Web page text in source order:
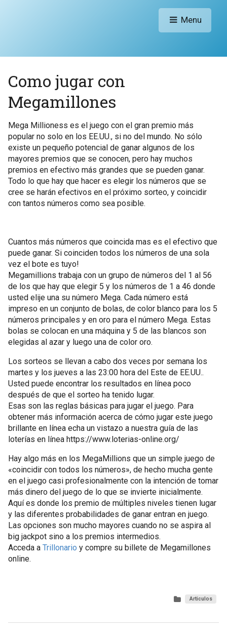
Menu
Como jugar con
Megamillones
Mega Millioness es el juego con el gran premio más
popular no solo en los EE.UU., si no del mundo. No sólo
existe un pequeño potencial de ganar algunos de los
mayores premios que se conocen, pero hay muchos
premios en efectivo más grandes que se pueden ganar.
Todo lo que hay que hacer es elegir los números que se
cree se harán efectivos en el próximo sorteo, y coincidir
con tantos números como sea posible.
Cuantos más números que coincida mas es el efectivo que
puede ganar. Si coinciden todos los números de una sola
vez el bote es tuyo!
Megamillions trabaja con un grupo de números del 1 al 56
de los que hay que elegir 5 y los números de 1 a 46 donde
usted elije una su número Mega. Cada número está
impreso en un conjunto de bolas, de color blanco para los 5
números principales y en oro para el número Mega. Estas
bolas se colocan en una máquina y 5 de las blancos son
elegidas al azar y luego una de color oro.
Los sorteos se llevan a cabo dos veces por semana los
martes y los jueves a las 23:00 hora del Este de EE.UU..
Usted puede encontrar los resultados en línea poco
después de que el sorteo ha tenido lugar.
Esas son las reglas básicas para jugar el juego. Para
obtener más información acerca de cómo jugar este juego
brillante en línea echa un vistazo a nuestra guía de las
loterías en línea https://www.loterias-online.org/
Hay algo más en los MegaMillions que un simple juego de
«coincidir con todos los números», de hecho mucha gente
en el juego casi profesionalmente con la intención de tomar
más dinero del juego de lo que se invierte inicialmente.
Aquí es donde los premio de múltiples niveles tienen lugar
y las diferentes probabilidades de ganar entran en juego.
Las opciones son mucho mayores cuando no se aspira al
big jackpot sino a los premios intermedios.
Acceda a Trillonario y compre su billete de Megamillones
online.
Articulos